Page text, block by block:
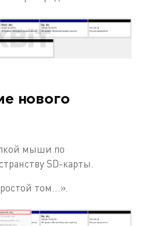
нового
мыши по
SD-карты.
том...».